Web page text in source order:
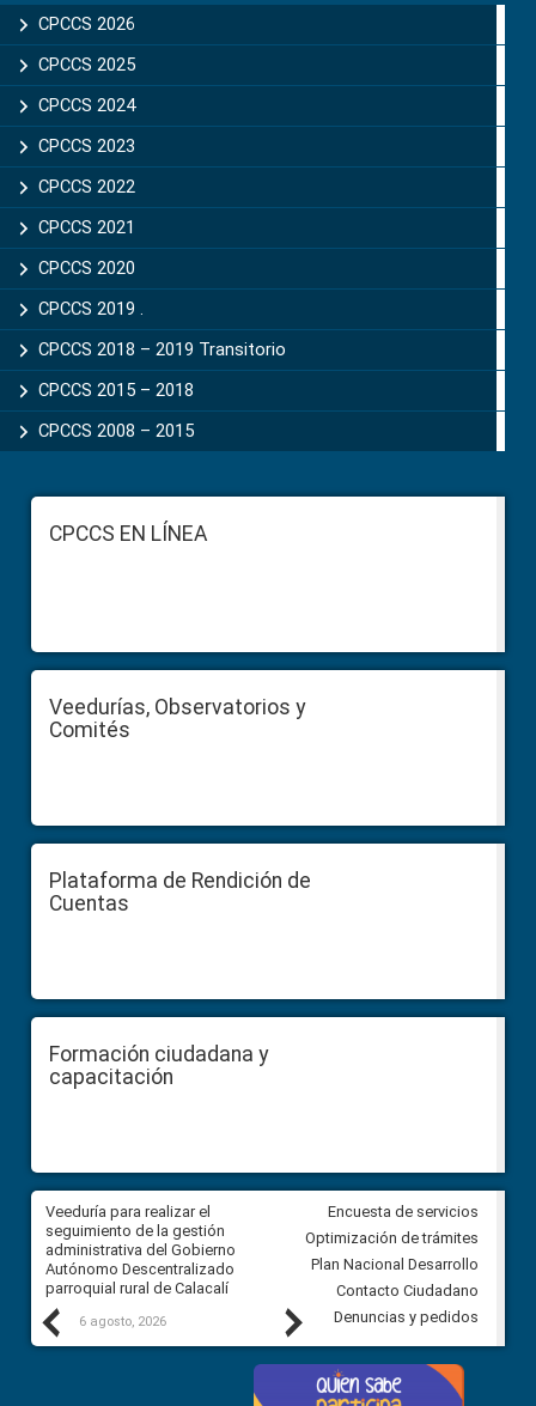
Sidebar
CPCCS 2026
CPCCS 2025
CPCCS 2024
CPCCS 2023
CPCCS 2022
CPCCS 2021
CPCCS 2020
CPCCS 2019 .
CPCCS 2018 – 2019 Transitorio
CPCCS 2015 – 2018
CPCCS 2008 – 2015
FooterCPCCS EN LÍNEA
Veedurías, Observatorios y
Comités
Plataforma de Rendición de
Cuentas
Formación ciudadana y
capacitación
Previous
Veeduría para realizar el
seguimiento de la gestión
administrativa del Gobierno
Autónomo Descentralizado
parroquial rural de Calacalí
6 agosto, 2026
Veeduría para vigilar los
derivados de la Audiencia
comunidad Urbina, parroquia
Carolina
5 agosto, 2026
Next
Encuesta de servicios
Optimización de trámites
Plan Nacional Desarrollo
Contacto Ciudadano
Denuncias y pedidos